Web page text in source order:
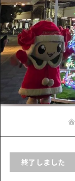
ス
イ
旬
お
終了しました